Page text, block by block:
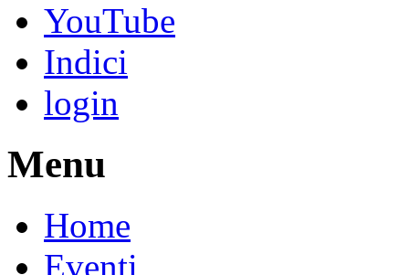
YouTube
Indici
login
Menu
Home
Eventi